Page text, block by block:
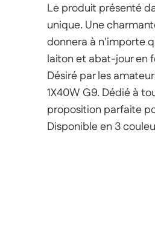
Le produit présenté
unique. Une
donnera à n'importe
laiton et abat-jour en
Désiré par les
1X40W G9. Dédié à
proposition parfaite
Disponible en 3